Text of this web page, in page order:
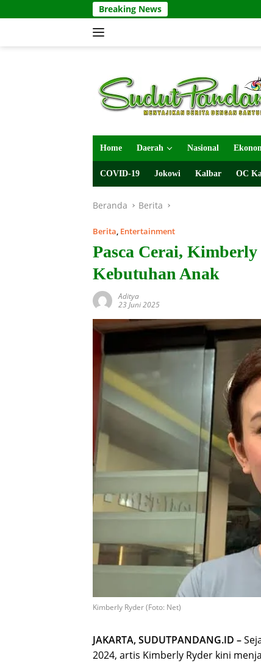
ke
Breaking News
Home Daerah Nasional
COVID-19 Jokowi Kalbar OC
Beranda Berita
Berita, Entertainment
Pasca Cerai,
Kebutuhan Anak
Aditya
23 Juni 2025
Kimberly Ryder (Foto: Net)
JAKARTA, SUDUTPANDANG.ID –
2024, artis Kimberly Ryder kini